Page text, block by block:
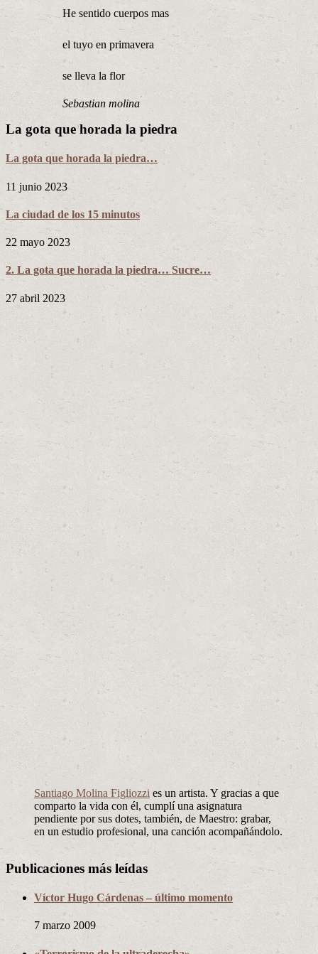
He sentido cuerpos mas
el tuyo en primavera
se lleva la flor
Sebastian molina
La gota que horada la piedra
La gota que horada la piedra…
11 junio 2023
La ciudad de los 15 minutos
22 mayo 2023
2. La gota que horada la piedra… Sucre…
27 abril 2023
Santiago Molina Figliozzi es un artista. Y gracias a que
comparto la vida con él, cumplí una asignatura
pendiente por sus dotes, también, de Maestro: grabar,
en un estudio profesional, una canción acompañándolo.
Publicaciones más leídas
Víctor Hugo Cárdenas – último momento
7 marzo 2009